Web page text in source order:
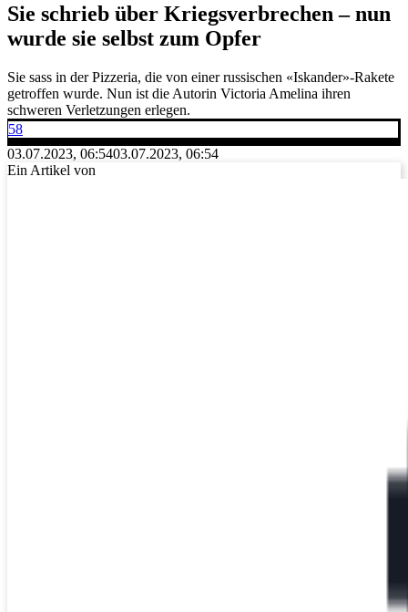
Sie schrieb über Kriegsverbrechen – nun
wurde sie selbst zum Opfer
Sie sass in der Pizzeria, die von einer russischen «Iskander»-Rakete
getroffen wurde. Nun ist die Autorin Victoria Amelina ihren
schweren Verletzungen erlegen.
58
03.07.2023, 06:5403.07.2023, 06:54
Ein Artikel von